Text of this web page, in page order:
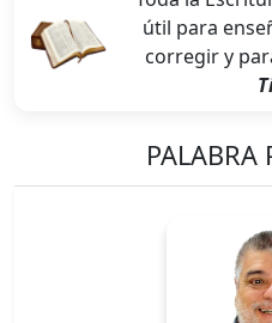
útil para
corregir y
PALABRA